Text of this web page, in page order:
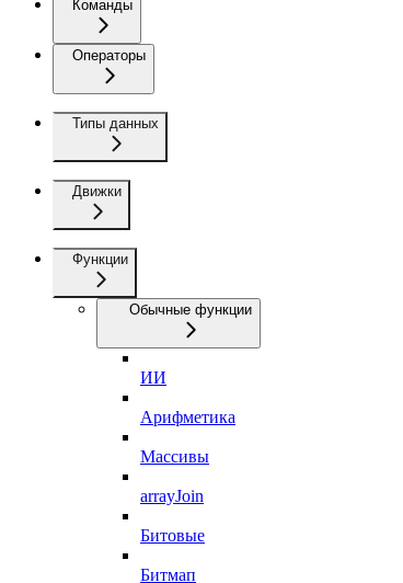
Команды
Операторы
Типы данных
Движки
Функции
Обычные функции
ИИ
Арифметика
Массивы
arrayJoin
Битовые
Битмап